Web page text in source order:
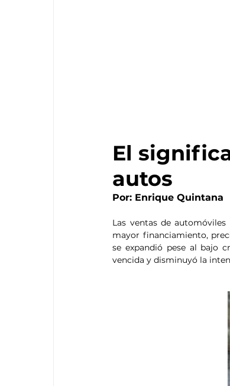
El
autos
Por: Enrique Quintana
Las ventas de
mayor financiamiento,
se expandió pese al bajo
vencida y disminuyó la